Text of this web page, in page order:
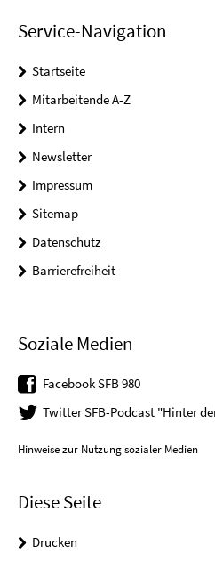
Service-Navigation
Startseite
Mitarbeitende A-Z
Intern
Newsletter
Impressum
Sitemap
Datenschutz
Barrierefreiheit
Soziale Medien
Facebook SFB 980
Twitter SFB-Podcast "Hinter
Hinweise zur Nutzung sozialer Medien
Diese Seite
Drucken